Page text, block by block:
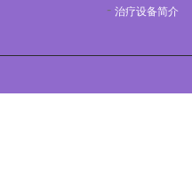
治疗设备简介